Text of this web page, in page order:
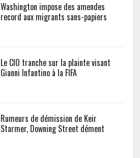
Washington impose des amendes
record aux migrants sans-papiers
Le CIO tranche sur la plainte visant
Gianni Infantino à la FIFA
Rumeurs de démission de Keir
Starmer, Downing Street dément